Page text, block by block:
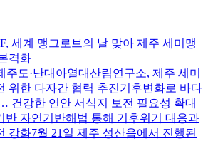
세계 맹그로브의 날 맞아 제주 세미맹
격화
주도·난대아열대산림연구소, 제주 세미
위한 다자간 협력 추진기후변화로 바다
건강한 연안 서식지 보전 필요성 확대
반 자연기반해법 통해 기후위기 대응과
강화7월 21일 제주 성산읍에서 진행된